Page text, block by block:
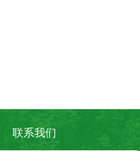
联系我们